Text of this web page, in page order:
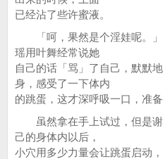
已经沾了些许蜜液。
「呵，果然是个淫娃呢。」
瑶用叶舞经常说她
自己的话「骂」了自己，默默
身，感受了一下体内
的跳蛋，这才深呼吸一口，准备
虽然拿在手上试过，但是谢
己的身体内以后，
小穴用多少力量会让跳蛋启动